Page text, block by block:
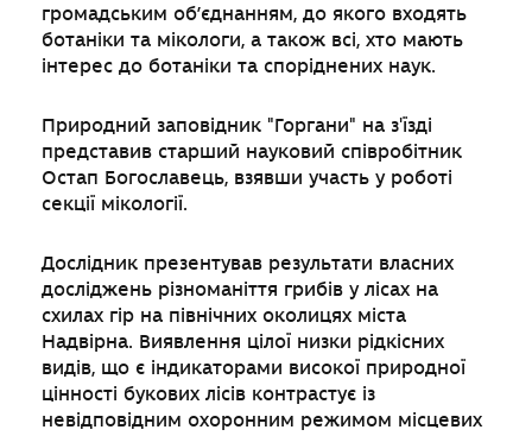
громадським об’єднанням, до якого входять
ботаніки та мікологи, а також всі, хто мають
інтерес до ботаніки та споріднених наук.
Природний заповідник "Горгани" на з'їзді
представив старший науковий співробітник
Остап Богославець, взявши участь у роботі
секції мікології.
Дослідник презентував результати власних
досліджень різноманіття грибів у лісах на
схилах гір на північних околицях міста
Надвірна. Виявлення цілої низки рідкісних
видів, що є індикаторами високої природної
цінності букових лісів контрастує із
невідповідним охоронним режимом місцевих